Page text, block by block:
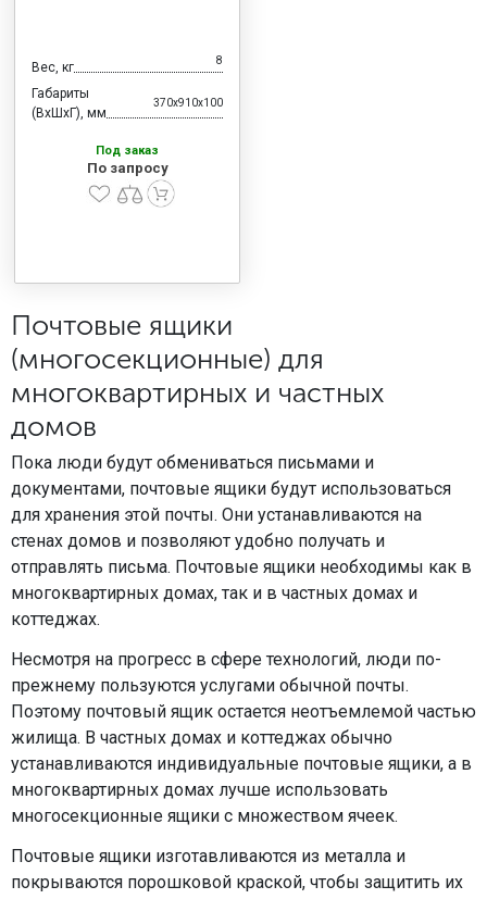
Вес, кг 8
Габариты
(ВхШхГ), мм
370x910x100
Под заказ
По запросу
Почтовые ящики
(многосекционные) для
многоквартирных и частных
домов
Пока люди будут обмениваться письмами и
документами, почтовые ящики будут использоваться
для хранения этой почты. Они устанавливаются на
стенах домов и позволяют удобно получать и
отправлять письма. Почтовые ящики необходимы как в
многоквартирных домах, так и в частных домах и
коттеджах.
Несмотря на прогресс в сфере технологий, люди по-
прежнему пользуются услугами обычной почты.
Поэтому почтовый ящик остается неотъемлемой частью
жилища. В частных домах и коттеджах обычно
устанавливаются индивидуальные почтовые ящики, а в
многоквартирных домах лучше использовать
многосекционные ящики с множеством ячеек.
Почтовые ящики изготавливаются из металла и
покрываются порошковой краской, чтобы защитить их